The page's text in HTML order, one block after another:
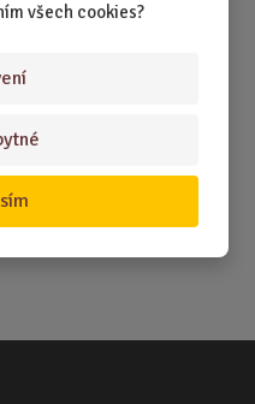
všech cookies?